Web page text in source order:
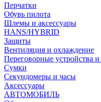
Перчатки
Обувь пилота
Шлемы и аксессуары
HANS/HYBRID
Защиты
Вентиляция и охлаждение
Переговорные устройства
Сумки
Секундомеры и часы
Аксессуары
АВТОМОБИЛЬ